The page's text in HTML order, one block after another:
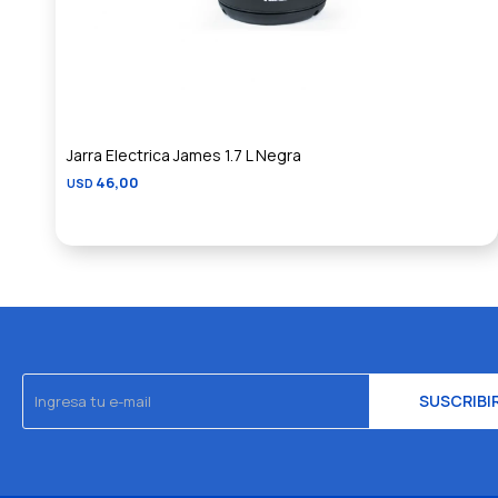
Jarra Electrica James 1.7 L Negra
USD 46,00